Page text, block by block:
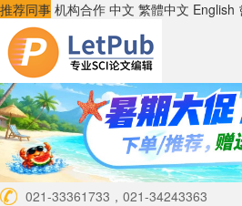
推荐同事 机构合作 中文 繁體中文 English
021-33361733，021-34243363